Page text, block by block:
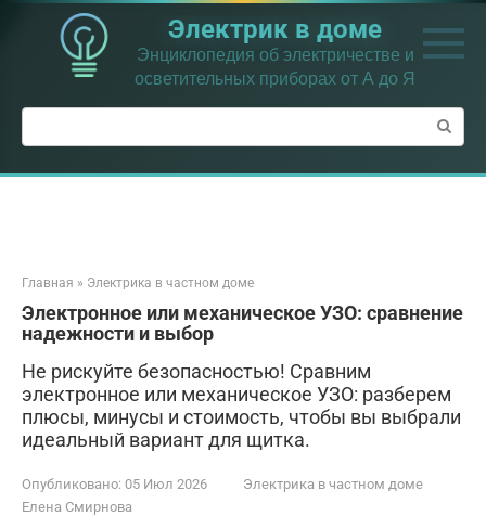
Перейти
контенту
Электрик в доме
Энциклопедия об электричестве и
осветительных приборах от А до Я
Поиск:
Главная » Электрика в частном доме
Электронное или механическое УЗО: сравнение
надежности и выбор
Не рискуйте безопасностью! Сравним
электронное или механическое УЗО: разберем
плюсы, минусы и стоимость, чтобы вы выбрали
идеальный вариант для щитка.
Опубликовано: 05 Июл 2026
Электрика в частном доме
Елена Смирнова